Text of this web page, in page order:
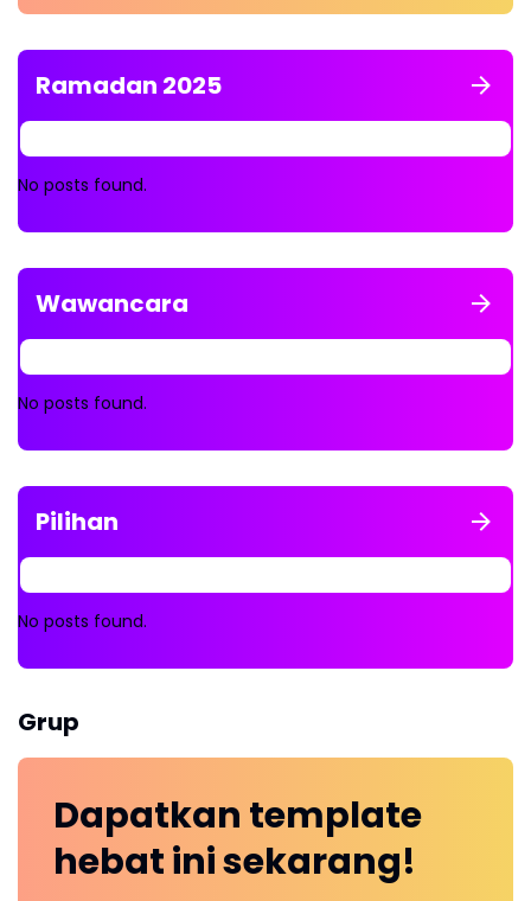
Ramadan 2025
No posts found.
Wawancara
No posts found.
Pilihan
No posts found.
Grup
Dapatkan template
hebat inisekarang!